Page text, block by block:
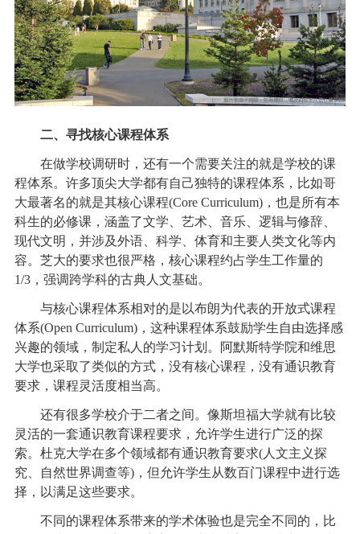
二、寻找核心课程体系
在做学校调研时，还有一个需要关注的就是学校的课
程体系。许多顶尖大学都有自己独特的课程体系，比如哥
大最著名的就是其核心课程(Core Curriculum)，也是所有本
科生的必修课，涵盖了文学、艺术、音乐、逻辑与修辞、
现代文明，并涉及外语、科学、体育和主要人类文化等内
容。芝大的要求也很严格，核心课程约占学生工作量的
1/3，强调跨学科的古典人文基础。
与核心课程体系相对的是以布朗为代表的开放式课程
体系(Open Curriculum)，这种课程体系鼓励学生自由选择感
兴趣的领域，制定私人的学习计划。阿默斯特学院和维思
大学也采取了类似的方式，没有核心课程，没有通识教育
要求，课程灵活度相当高。
还有很多学校介于二者之间。像斯坦福大学就有比较
灵活的一套通识教育课程要求，允许学生进行广泛的探
索。杜克大学在多个领域都有通识教育要求(人文主义探
究、自然世界调查等)，但允许学生从数百门课程中进行选
择，以满足这些要求。
不同的课程体系带来的学术体验也是完全不同的，比